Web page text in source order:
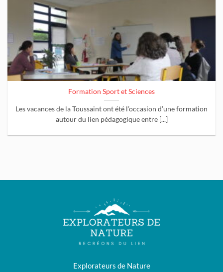
Formation Sport et Sciences
Les vacances de la Toussaint ont été l’occasion d’une formation
autour du lien pédagogique entre [...]
Explorateurs de Nature